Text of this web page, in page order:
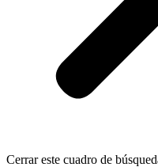
Cerrar este cuadro de